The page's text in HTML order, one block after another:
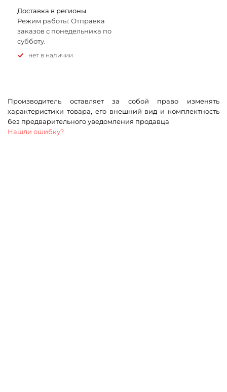
Доставка в регионы
Режим работы: Отправка
заказов с понедельника по
субботу.
Нет в наличии
Производитель оставляет за собой право изменять
характеристики товара, его внешний вид и комплектность
без предварительного уведомления продавца
Нашли ошибку?